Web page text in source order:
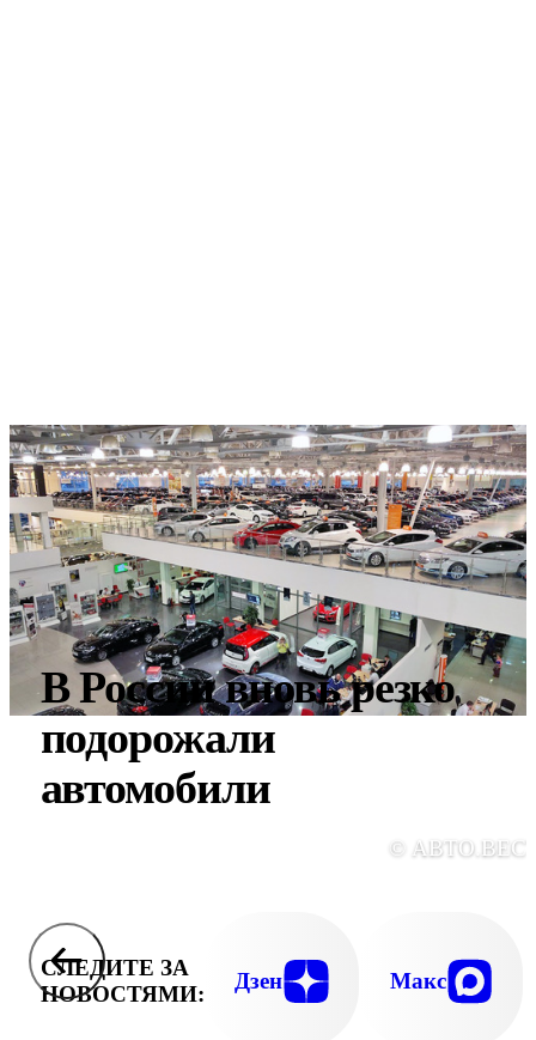
В России вновь резко
подорожали
автомобили
©
СЛЕДИТЕ ЗА
НОВОСТЯМИ:
Дзен Макс